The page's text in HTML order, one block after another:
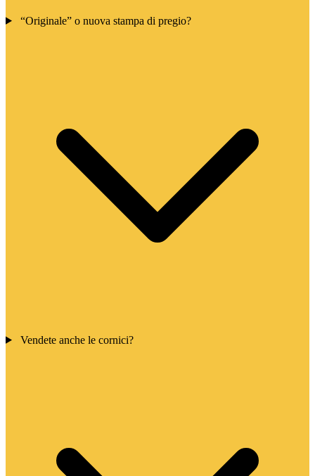
“Originale” o nuova stampa di pregio?
Vendete anche le cornici?